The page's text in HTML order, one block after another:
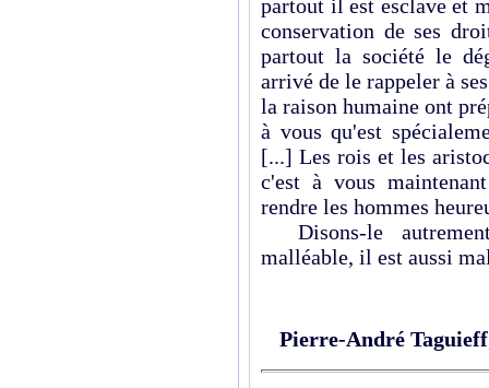
partout il est esclave et
conservation de ses
partout la société le
arrivé de le rappeler à
la raison humaine ont
à vous qu'est
[...] Les rois et les
c'est à vous
rendre les hommes
Disons-le
malléable, il est aussi
Pierre-André Taguieff